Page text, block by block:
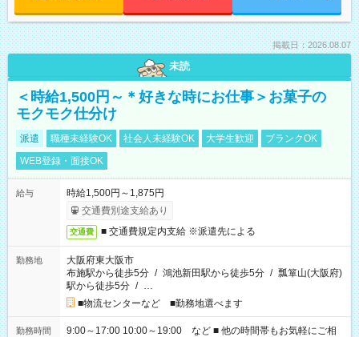
掲載日：2026.08.07
未読
＜時給1,500円～＊好きな時にお仕事＞お菓子の
モクモク仕分け
派遣 職種未経験OK 社会人未経験OK 大学生歓迎
ブランクOK
WEB登録・面接OK
給与
時給1,500円～1,875円
交通費別途支給あり
交通費 ■ 交通費規定内支給 ※派遣先による
勤務地
大阪府東大阪市
布施駅から徒歩5分 / 鴻池新田駅から徒歩5分 / 瓢箪山(大阪府)
駅から徒歩5分 / …
■物流センターなど ■勤務地選べます
勤務時間
9:00～17:00 10:00～19:00 など ■ 他の時間帯もお気軽にご相